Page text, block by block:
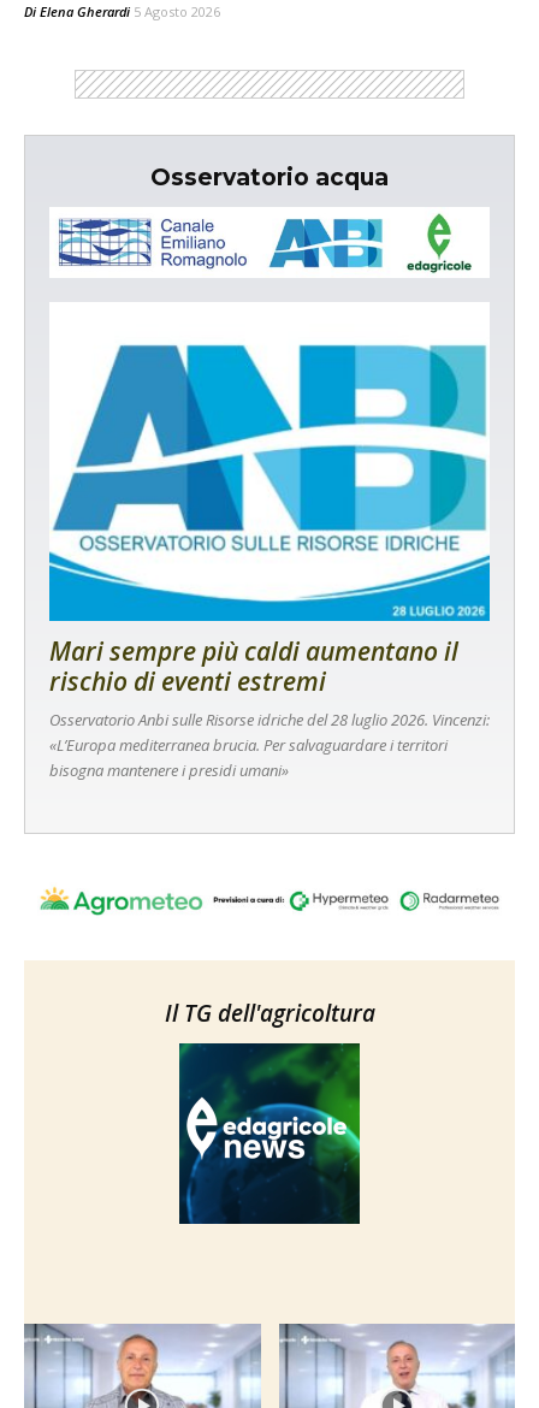
Di Elena Gherardi 5 Agosto 2026
Osservatorio acqua
Mari sempre più caldi aumentano il
rischio di eventi estremi
Osservatorio Anbi sulle Risorse idriche del 28 luglio 2026. Vincenzi:
«L’Europa mediterranea brucia. Per salvaguardare i territori
bisogna mantenere i presidi umani»
Il TG dell'agricoltura